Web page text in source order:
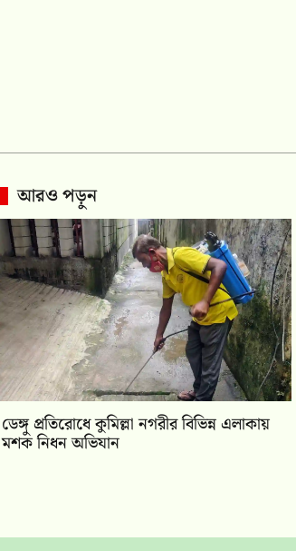
আরও পড়ুন
ডেঙ্গু প্রতিরোধে কুমিল্লা নগরীর বিভিন্ন এলাকায়
মশক নিধন অভিযান